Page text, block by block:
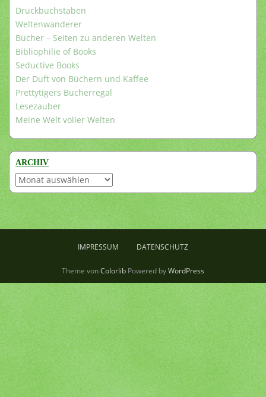
Druckbuchstaben
Weltenwanderer
Bücher – Seiten zu anderen Welten
Bibliophilie of Books
Seductive Books
Der Duft von Büchern und Kaffee
Prettytigers Bücherregal
Lesezauber
Meine Welt voller Welten
ARCHIV
Archiv
IMPRESSUM DATENSCHUTZ
Theme vonColorlib Powered byWordPress